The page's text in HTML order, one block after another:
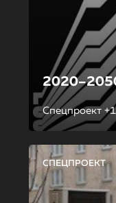
Спецпроект +1
СПЕЦПРОЕКТ